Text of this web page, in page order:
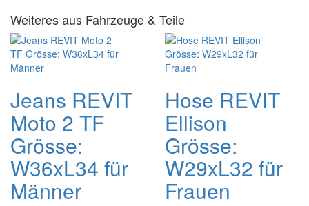
Weiteres aus Fahrzeuge & Teile
Jeans REVIT
Moto 2 TF
Grösse:
W36xL34 für
Männer
Hose REVIT
Ellison
Grösse:
W29xL32 für
Frauen